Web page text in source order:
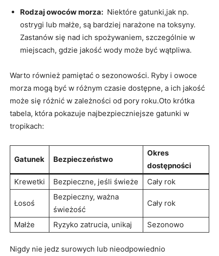
Rodzaj owoców morza: ⁢ Niektóre ⁢gatunki,jak np.
⁣ostrygi lub małże, są ⁣bardziej ‍narażone na toksyny.
Zastanów​ się⁢ nad ich spożywaniem, szczególnie⁢ w⁤
miejscach, gdzie jakość wody‌ może być wątpliwa.
Warto również pamiętać ⁣o ⁤sezonowości. Ryby​ i owoce
morza mogą być w różnym ‍czasie dostępne,⁣ a ich jakość​
może się ‍różnić w zależności od pory roku.Oto krótka
tabela, która pokazuje ​najbezpieczniejsze gatunki w
tropikach:
Gatunek Bezpieczeństwo
Okres⁤
dostępności
Krewetki
Bezpieczne, ‍jeśli świeże Cały rok
Łosoś
Bezpieczny, ważna
świeżość
Cały rok
Małże Ryzyko zatrucia, unikaj Sezonowo
Nigdy ⁤nie jedz surowych lub nieodpowiednio